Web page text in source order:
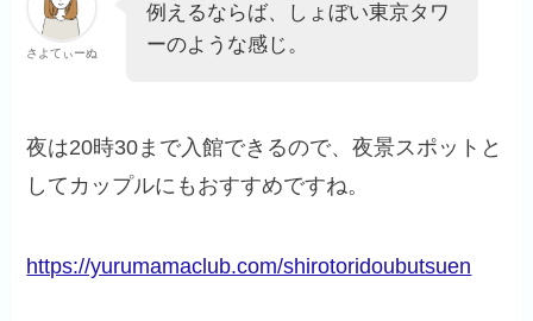
さよてぃーぬ
例えるならば、しょぼい東京タワ
ーのような感じ。
夜は20時30まで入館できるので、夜景スポットと
してカップルにもおすすめですね。
https://yurumamaclub.com/shirotoridoubutsuen